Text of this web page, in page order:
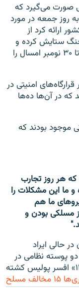
صورت می‌گیرد که
به روز جمعه در مورد
ارائه کرد از
جنگ ستایش کرده و
فصل جنگی اخیر در این‌کشور از اول جون تا ۳۰ نومبر امسال را
امنیتی در
که در آن‌ها ده‌ها
موجود بودند که
هر روز تجارب
ما این مشکلات را
ما هم
مسلکی بودن و
حالی ایراد
پوسته نظامی در
شهر لشکرگاه دیروز یک‌شنبه «۲۶قوس۱۳۹۶» افسر پولیس کشته
گفته مقامات محلی در این درگیری‌ها ۱۵ مخالف مسلح